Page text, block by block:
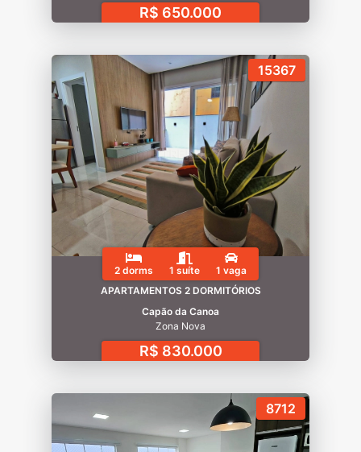
R$ 650.000
15367
2 dorms 1 suíte
1 vaga
APARTAMENTOS 2 DORMITÓRIOS
Capão da Canoa
Zona Nova
R$ 830.000
8712